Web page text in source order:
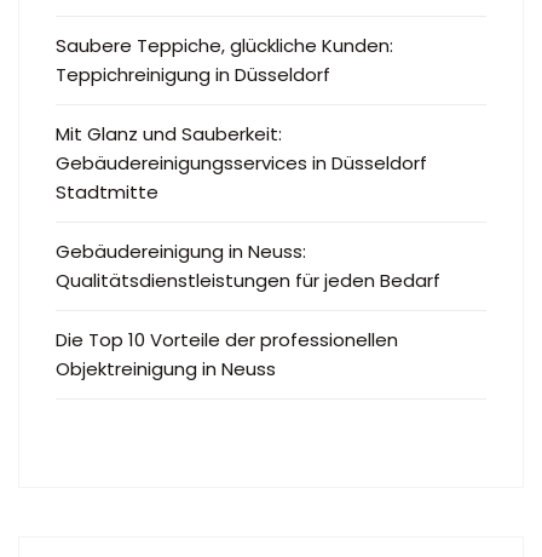
Saubere Teppiche, glückliche Kunden:
Teppichreinigung in Düsseldorf
Mit Glanz und Sauberkeit:
Gebäudereinigungsservices in Düsseldorf
Stadtmitte
Gebäudereinigung in Neuss:
Qualitätsdienstleistungen für jeden Bedarf
Die Top 10 Vorteile der professionellen
Objektreinigung in Neuss